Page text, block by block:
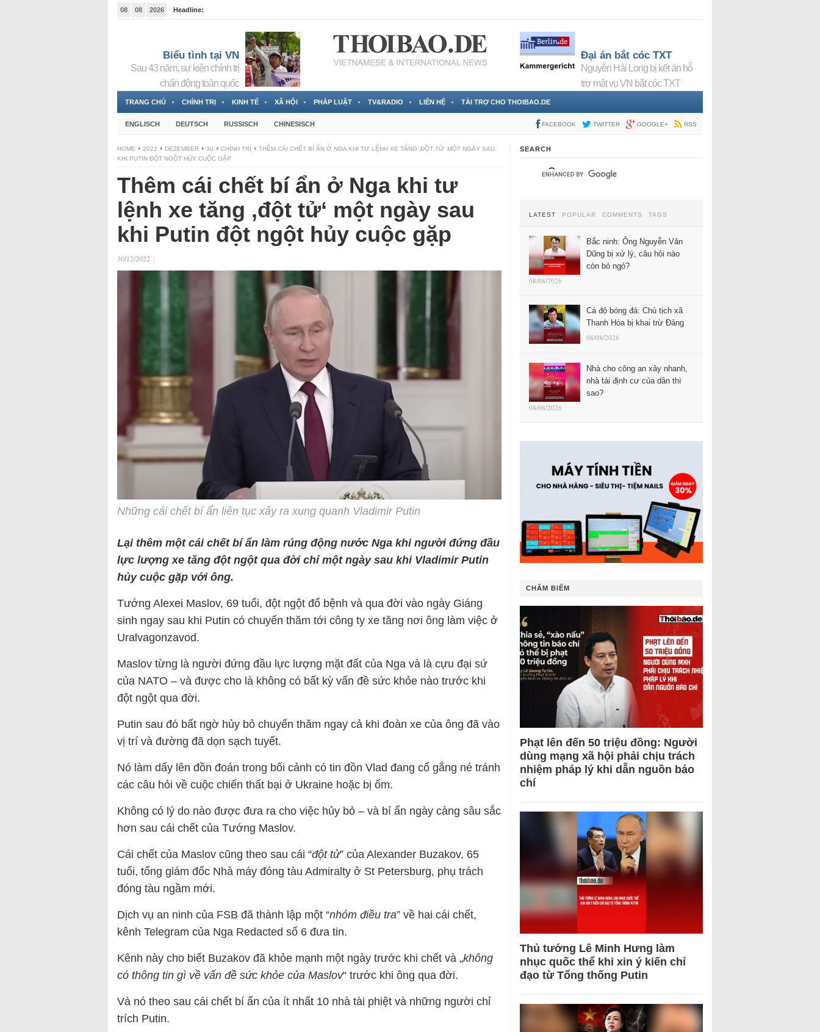
08 08 2026
Headline:
Biểu tình tại VN
Sau 43 năm, sự kiện chính trị
chấn động toàn quốc
Đại án bắt cóc TXT
Nguyễn Hải Long bị kết án hỗ
trợ mật vụ VN bắt cóc TXT
TRANG CHỦ CHÍNH TRỊ KINH TẾ XÃ HỘI PHÁP LUẬT TV&RADIO LIÊN HỆ TÀI TRỢ CHO THOIBAO.DE
ENGLISCH DEUTSCH RUSSISCH CHINESISCH FACEBOOK TWITTER GOOGLE+ RSS
HOME 2022 DEZEMBER 30 CHÍNH TRỊ
THÊM CÁI CHẾT BÍ ẨN Ở NGA KHI TƯ LỆNH XE TĂNG ‚ĐỘT TỬ‘ MỘT NGÀY SAU
KHI PUTIN ĐỘT NGỘT HỦY CUỘC GẶP
Thêm cái chết bí ẩn ở Nga khi tư
lệnh xe tăng ‚đột tử‘ một ngày sau
khi Putin đột ngột hủy cuộc gặp
30/12/2022 |
Những cái chết bí ẩn liên tục xảy ra xung quanh Vladimir Putin
Lại thêm một cái chết bí ẩn làm rúng động nước Nga khi người đứng đầu
lực lượng xe tăng đột ngột qua đời chỉ một ngày sau khi Vladimir Putin
hủy cuộc gặp với ông.
Tướng Alexei Maslov, 69 tuổi, đột ngột đổ bệnh và qua đời vào ngày Giáng
sinh ngay sau khi Putin có chuyến thăm tới công ty xe tăng nơi ông làm việc ở
Uralvagonzavod.
Maslov từng là người đứng đầu lực lượng mặt đất của Nga và là cựu đại sứ
của NATO – và được cho là không có bất kỳ vấn đề sức khỏe nào trước khi
đột ngột qua đời.
Putin sau đó bất ngờ hủy bỏ chuyến thăm ngay cả khi đoàn xe của ông đã vào
vị trí và đường đã dọn sạch tuyết.
Nó làm dấy lên đồn đoán trong bối cảnh có tin đồn Vlad đang cố gắng né tránh
các câu hỏi về cuộc chiến thất bại ở Ukraine hoặc bị ốm.
Không có lý do nào được đưa ra cho việc hủy bỏ – và bí ẩn ngày càng sâu sắc
hơn sau cái chết của Tướng Maslov.
Cái chết của Maslov cũng theo sau cái “đột tử” của Alexander Buzakov, 65
tuổi, tổng giám đốc Nhà máy đóng tàu Admiralty ở St Petersburg, phụ trách
đóng tàu ngầm mới.
Dịch vụ an ninh của FSB đã thành lập một “nhóm điều tra” về hai cái chết,
kênh Telegram của Nga Redacted số 6 đưa tin.
Kênh này cho biết Buzakov đã khỏe mạnh một ngày trước khi chết và „không
có thông tin gì về vấn đề sức khỏe của Maslov“ trước khi ông qua đời.
Và nó theo sau cái chết bí ẩn của ít nhất 10 nhà tài phiệt và những người chỉ
trích Putin.
SEARCH
LATEST POPULAR COMMENTS TAGS
Bắc ninh: Ông Nguyễn Văn
Dũng bị xử lý, câu hỏi nào
còn bỏ ngỏ?
08/08/2026
Cá độ bóng đá: Chủ tịch xã
Thanh Hóa bị khai trừ Đảng
08/08/2026
Nhà cho công an xây nhanh,
nhà tái định cư của dân thì
sao?
08/08/2026
CHÂM BIẾM
Phạt lên đến 50 triệu đồng: Người
dùng mạng xã hội phải chịu trách
nhiệm pháp lý khi dẫn nguồn báo
chí
Thủ tướng Lê Minh Hưng làm
nhục quốc thể khi xin ý kiến chỉ
đạo từ Tổng thống Putin